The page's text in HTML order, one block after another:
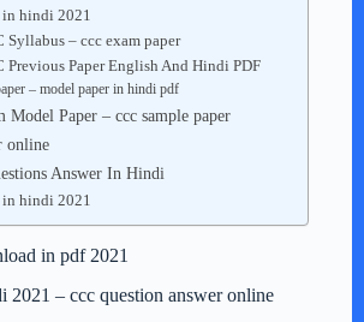
in hindi 2021
Syllabus – ccc exam paper
Previous Paper English And Hindi PDF
– model paper in hindi pdf
Paper – ccc sample paper
online
Answer In Hindi
in hindi 2021
in pdf 2021
2021 – ccc question answer online